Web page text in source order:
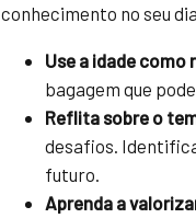
conhecimento no seu
Use a idade como
bagagem que
Reflita sobre o
desafios.
futuro.
Aprenda a